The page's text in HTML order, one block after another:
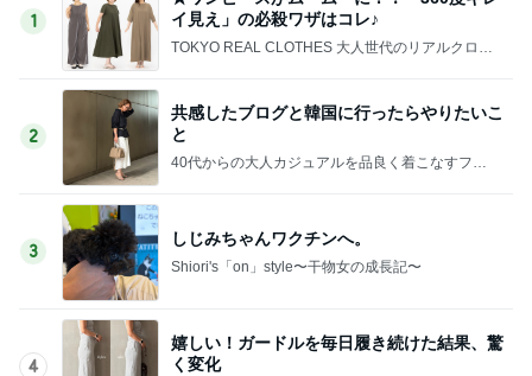
1
イ見え」の必殺ワザはコレ♪
TOKYO REAL CLOTHES 大人世代のリアルクロー
2
共感したブログと韓国に行ったらやりたいこ
と
40代からの大人カジュアルを品良く着こなすファ
3
しじみちゃんワクチンへ。
Shiori's「on」style〜干物女の成長記〜
4
嬉しい！ガードルを毎日履き続けた結果、驚
く変化